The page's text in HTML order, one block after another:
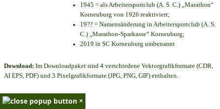
1945 = als Arbeitersportclub (A. S. C.) „Marathon“
Korneuburg von 1926 reaktiviert;
19?? = Namensänderung in Arbeitersportclub (A. S.
C.) „Marathon-Sparkasse“ Korneuburg;
2019 in SC Korneuburg umbenannt
Download: Im Downloadpaket sind 4 verschiedene Vektorgrafikformate (CDR,
AI EPS, PDF) und 3 Pixelgrafikformate (JPG, PNG, GIF) enthalten.
×